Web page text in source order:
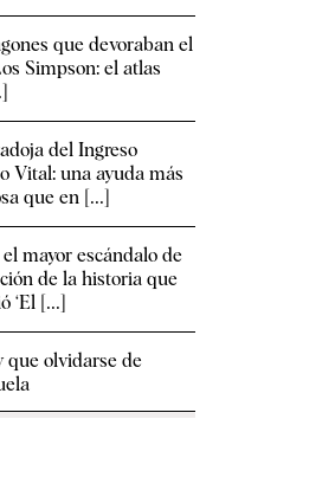
que devoraban el
Simpson: el atlas
del Ingreso
Vital: una ayuda más
que en [...]
el mayor escándalo de
de la historia que
‘El [...]
que olvidarse de